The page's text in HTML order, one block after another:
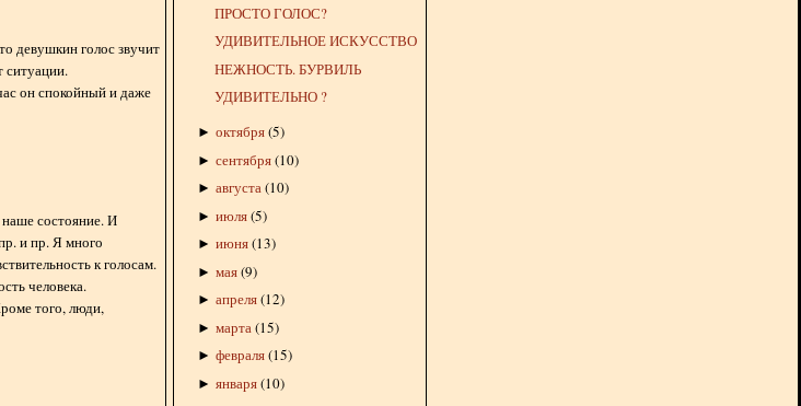
девушкин голос звучит
ситуации.
он спокойный и даже
состояние. И
и пр. Я много
к голосам.
человека.
того, люди,
ПРОСТО ГОЛОС?
УДИВИТЕЛЬНОЕ ИСКУССТВО
НЕЖНОСТЬ. БУРВИЛЬ
УДИВИТЕЛЬНО ?
► октября(5)
► сентября(10)
► августа(10)
► июля(5)
► июня(13)
► мая(9)
► апреля(12)
► марта(15)
► февраля(15)
► января(10)